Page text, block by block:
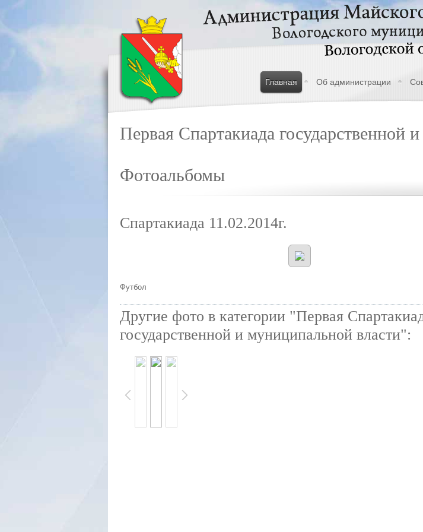
Главная Об администрации
Первая Спартакиада государственной
Фотоальбомы
Спартакиада 11.02.2014г.
Футбол
Другие фото в категории "Первая
государственной и муниципальной власти":